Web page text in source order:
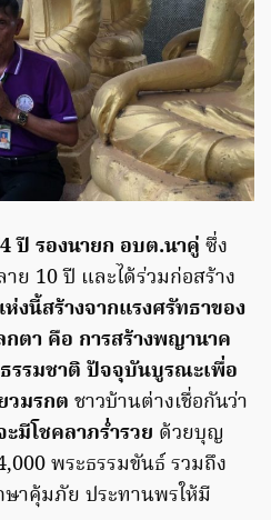
ปี รองนายก อบต.นาคู่ ซึ่ง
10 ปี และได้ร่วมก่อสร้าง
งนี้สร้างจากแรงศรัทธาของ
ตา คือ การสร้างพญานาค
รรมชาติ ปัจจุบันบูรณะเพื่อ
วมรกต ชาวบ้านต่างเชื่อกันว่า
มีโชคลาภร่ำรวย ด้วยบุญ
พระธรรมขันธ์ รวมถึง
าคุ้มภัย ประทานพรให้มี